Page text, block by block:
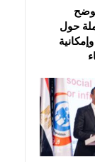
حول